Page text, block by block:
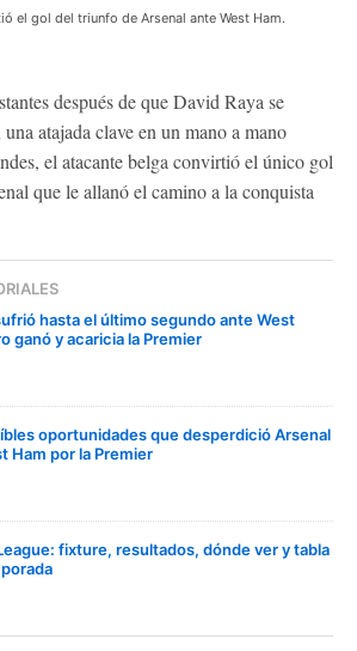
el gol del triunfo de Arsenal ante West Ham.
después de que David Raya se
atajada clave en un mano a mano
el atacante belga convirtió el único gol
que le allanó el camino a la conquista
hasta el último segundo ante West
ganó y acaricia la Premier
oportunidades que desperdició Arsenal
Ham por la Premier
fixture, resultados, dónde ver y tabla